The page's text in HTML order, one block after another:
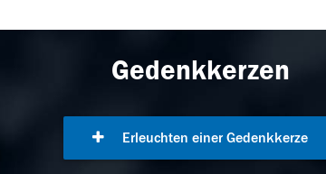
Gedenkkerzen
Erleuchten einer Gedenkkerze